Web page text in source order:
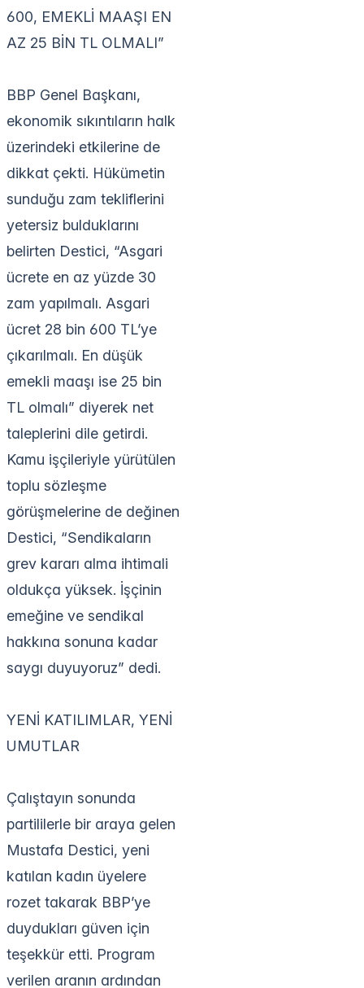
600, EMEKLİ MAAŞI EN
AZ 25 BİN TL OLMALI”
BBP Genel Başkanı,
ekonomik sıkıntıların halk
üzerindeki etkilerine de
dikkat çekti. Hükümetin
sunduğu zam tekliflerini
yetersiz bulduklarını
belirten Destici, “Asgari
ücrete en az yüzde 30
zam yapılmalı. Asgari
ücret 28 bin 600 TL’ye
çıkarılmalı. En düşük
emekli maaşı ise 25 bin
TL olmalı” diyerek net
taleplerini dile getirdi.
Kamu işçileriyle yürütülen
toplu sözleşme
görüşmelerine de değinen
Destici, “Sendikaların
grev kararı alma ihtimali
oldukça yüksek. İşçinin
emeğine ve sendikal
hakkına sonuna kadar
saygı duyuyoruz” dedi.
YENİ KATILIMLAR, YENİ
UMUTLAR
Çalıştayın sonunda
partililerle bir araya gelen
Mustafa Destici, yeni
katılan kadın üyelere
rozet takarak BBP’ye
duydukları güven için
teşekkür etti. Program
verilen aranın ardından